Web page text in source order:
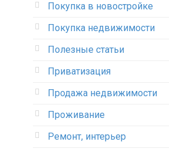
Покупка в новостройке
Покупка недвижимости
Полезные статьи
Приватизация
Продажа недвижимости
Проживание
Ремонт, интерьер